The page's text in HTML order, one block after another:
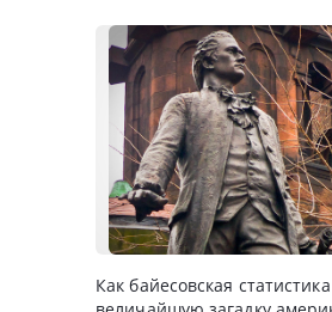
Как байесовская